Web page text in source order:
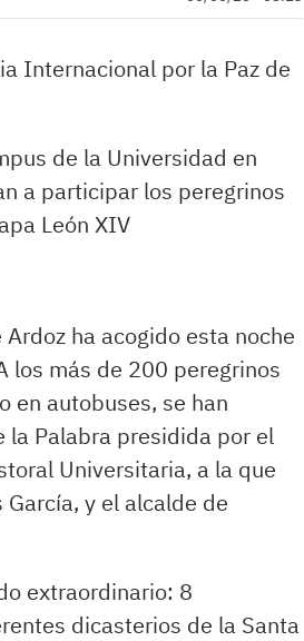
Internacional por la Paz de
de la Universidad en
a participar los peregrinos
León XIV
ha acogido esta noche
los más de 200 peregrinos
en autobuses, se han
la Palabra presidida por el
Universitaria, a la que
y el alcalde de
extraordinario: 8
dicasterios de la Santa